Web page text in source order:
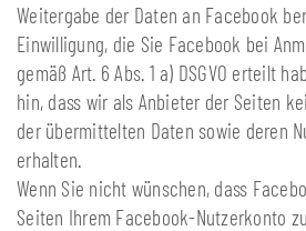
Weitergabe der Daten an Facebook
Einwilligung, die Sie Facebook bei
gemäß Art. 6 Abs. 1 a) DSGVO erteilt
hin, dass wir als Anbieter der Seiten
der übermittelten Daten sowie deren
erhalten.
Wenn Sie nicht wünschen, dass
Seiten Ihrem Facebook-Nutzerkonto